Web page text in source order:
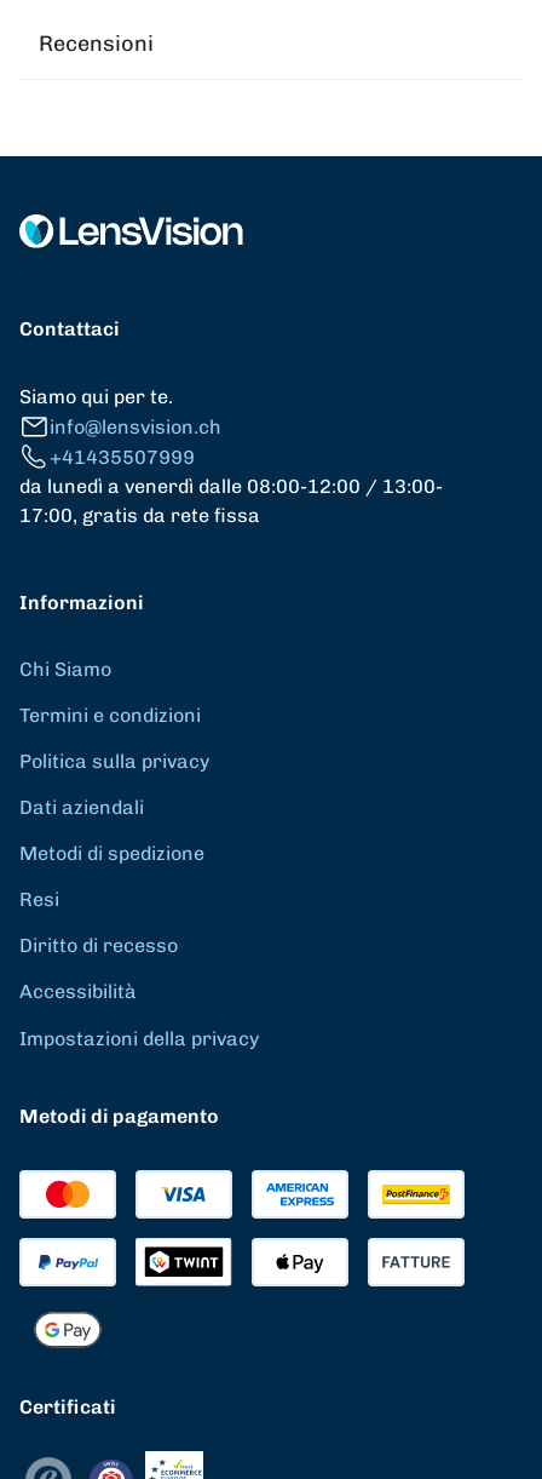
Recensioni
Contattaci
Siamo qui per te.
info@lensvision.ch
+41435507999
da lunedì a venerdì dalle 08:00-12:00 / 13:00-
17:00, gratis da rete fissa
Informazioni
Chi Siamo
Termini e condizioni
Politica sulla privacy
Dati aziendali
Metodi di spedizione
Resi
Diritto di recesso
Accessibilità
Impostazioni della privacy
Metodi di pagamento
Certificati